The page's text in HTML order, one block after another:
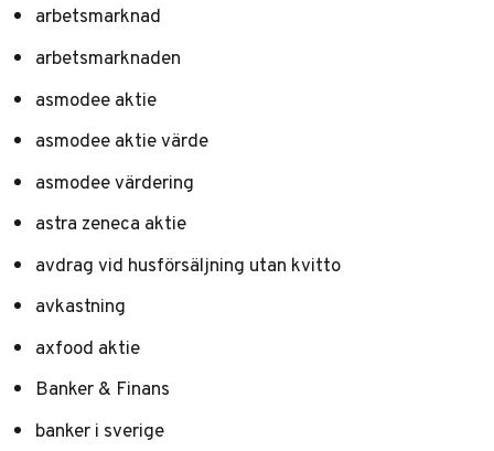
arbetsmarknad
arbetsmarknaden
asmodee aktie
asmodee aktie värde
asmodee värdering
astra zeneca aktie
avdrag vid husförsäljning utan kvitto
avkastning
axfood aktie
Banker & Finans
banker i sverige